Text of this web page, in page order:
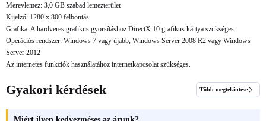
Merevlemez: 3,0 GB szabad lemezterület
Kijelző: 1280 x 800 felbontás
Grafika: A hardveres grafikus gyorsításhoz DirectX 10 grafikus kártya szükséges.
Operációs rendszer: Windows 7 vagy újabb, Windows Server 2008 R2 vagy Windows
Server 2012
Az internetes funkciók használatához internetkapcsolat szükséges.
Gyakori kérdések Több megtekintése